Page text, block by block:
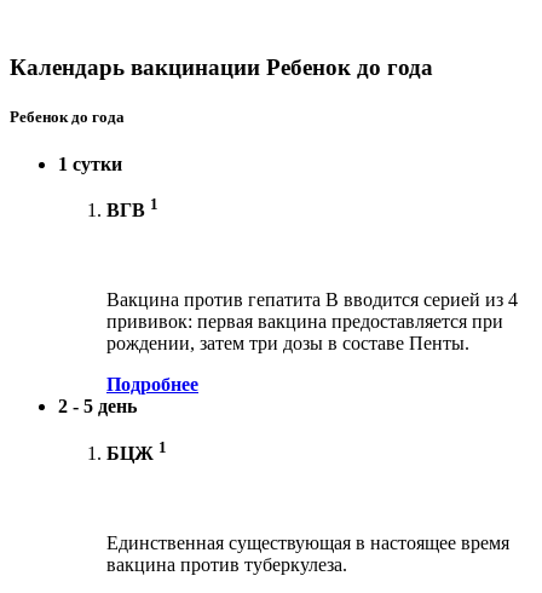
Календарь вакцинации Ребенок до года
Ребенок до года
1 сутки
ВГВ 1
Вакцина против гепатита В вводится серией из 4
прививок: первая вакцина предоставляется при
рождении, затем три дозы в составе Пенты.
Подробнее
2 - 5 день
БЦЖ 1
Единственная существующая в настоящее время
вакцина против туберкулеза.